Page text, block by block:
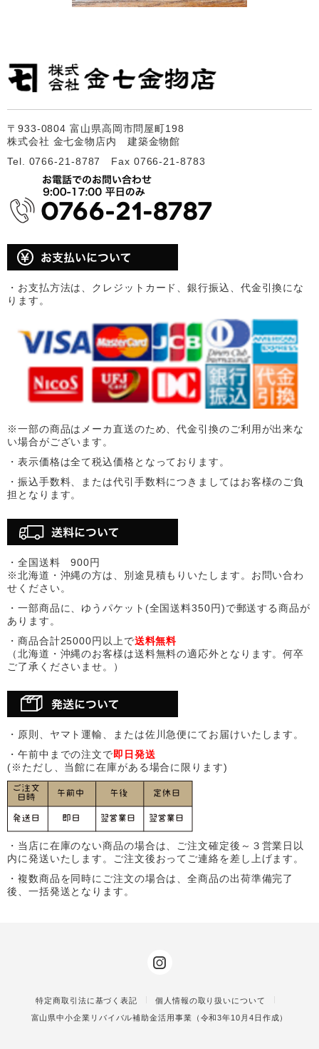
〒933-0804 富山県高岡市問屋町198
株式会社 金七金物店内 建築金物館
Tel. 0766-21-8787 Fax 0766-21-8783
・お支払方法は、クレジットカード、銀行振込、代金引換にな
ります。
※一部の商品はメーカ直送のため、代金引換のご利用が出来な
い場合がございます。
・表示価格は全て税込価格となっております。
・振込手数料、または代引手数料につきましてはお客様のご負
担となります。
・全国送料 900円
※北海道・沖縄の方は、別途見積もりいたします。お問い合わ
せください。
・一部商品に、ゆうパケット(全国送料350円)で郵送する商品が
あります。
・商品合計25000円以上で送料無料
（北海道・沖縄のお客様は送料無料の適応外となります。何卒
ご了承くださいませ。）
・原則、ヤマト運輸、または佐川急便にてお届けいたします。
・午前中までの注文で即日発送
(※ただし、当館に在庫がある場合に限ります)
・当店に在庫のない商品の場合は、ご注文確定後～３営業日以
内に発送いたします。ご注文後おってご連絡を差し上げます。
・複数商品を同時にご注文の場合は、全商品の出荷準備完了
後、一括発送となります。
特定商取引法に基づく表記
個人情報の取り扱いについて
富山県中小企業リバイバル補助金活用事業（令和3年10月4日作成）